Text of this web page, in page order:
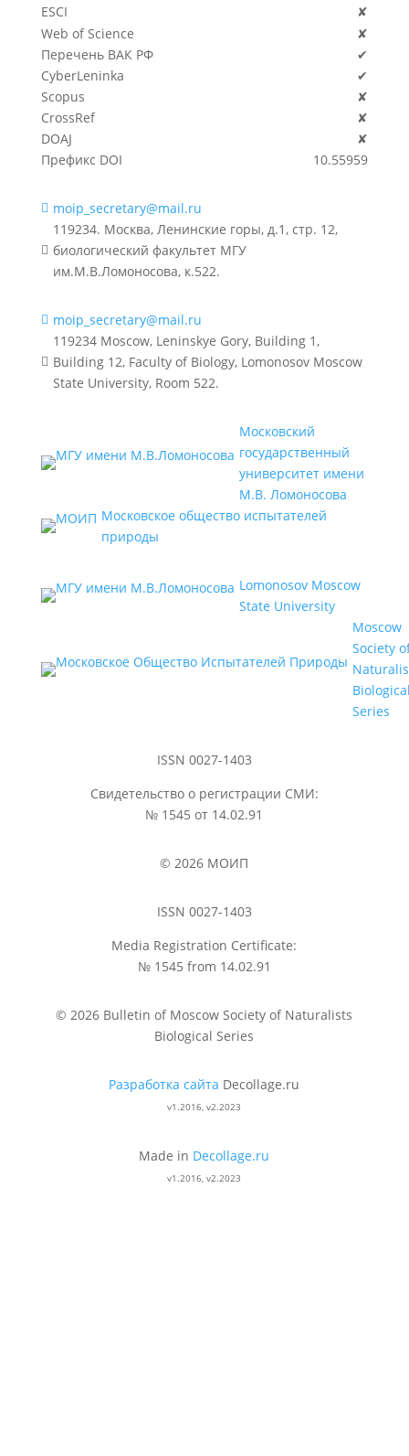
ESCI
✘
Web of Science
✘
Перечень ВАК РФ
✔
CyberLeninka
✔
Scopus
✘
CrossRef
✘
DOAJ
✘
Префикс DOI
10.55959
 moip_secretary@mail.ru

119234. Москва, Ленинские горы, д.1, стр. 12,
биологический факультет МГУ
им.М.В.Ломоносова, к.522.
 moip_secretary@mail.ru

119234 Moscow, Leninskye Gory, Building 1,
Building 12, Faculty of Biology, Lomonosov Moscow
State University, Room 522.
Московский
государственный
университет имени
М.В. Ломоносова
Московское общество испытателей
природы
Lomonosov Moscow
State University
Moscow
Society
Series
ISSN 0027-1403
Свидетельство о регистрации СМИ:
№ 1545 от 14.02.91
© 2026 МОИП
ISSN 0027-1403
Media Registration Certificate:
№ 1545 from 14.02.91
© 2026 Bulletin of Moscow Society of Naturalists
Biological Series
Разработка сайта Decollage.ru
v1.2016, v2.2023
Made in Decollage.ru
v1.2016, v2.2023